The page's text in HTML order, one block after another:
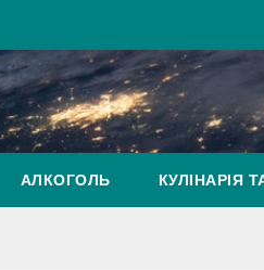
АЛКОГОЛЬ КУЛІНАРІЯ